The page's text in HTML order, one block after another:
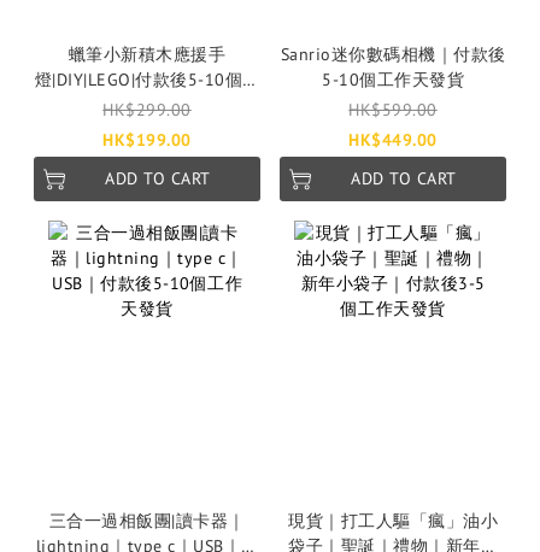
蠟筆小新積木應援手
燈|DIY|LEGO|付款後5-10個工
作天發貨
HK$299.00
HK$199.00
ADD TO CART
Sanrio迷你數碼相機｜付款後
5-10個工作天發貨
HK$599.00
HK$449.00
ADD TO CART
三合一過相飯團|讀卡器｜
lightning｜type c｜USB｜付
現貨｜打工人驅「瘋」油小
袋子｜聖誕｜禮物｜新年小